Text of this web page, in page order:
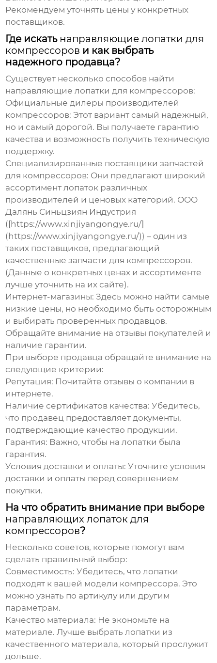
Рекомендуем уточнять цены у конкретных
поставщиков.
Где искать направляющие лопатки для
компрессоров и как выбрать
надежного продавца?
Существует несколько способов найти
направляющие лопатки для компрессоров:
Официальные дилеры производителей
компрессоров: Этот вариант самый надежный,
но и самый дорогой. Вы получаете гарантию
качества и возможность получить техническую
поддержку.
Специализированные поставщики запчастей
для компрессоров: Они предлагают широкий
ассортимент лопаток различных
производителей и ценовых категорий. ООО
Далянь Синьцзиян Индустрия
([https://www.xinjiyangongye.ru/]
(https://www.xinjiyangongye.ru/)) – один из
таких поставщиков, предлагающий
качественные запчасти для компрессоров.
(Данные о конкретных ценах и ассортименте
лучше уточнить на их сайте).
Интернет-магазины: Здесь можно найти самые
низкие цены, но необходимо быть осторожным
и выбирать проверенных продавцов.
Обращайте внимание на отзывы покупателей и
наличие гарантии.
При выборе продавца обращайте внимание на
следующие критерии:
Репутация: Почитайте отзывы о компании в
интернете.
Наличие сертификатов качества: Убедитесь,
что продавец предоставляет документы,
подтверждающие качество продукции.
Гарантия: Важно, чтобы на лопатки была
гарантия.
Условия доставки и оплаты: Уточните условия
доставки и оплаты перед совершением
покупки.
На что обратить внимание при выборе
направляющих лопаток для
компрессоров?
Несколько советов, которые помогут вам
сделать правильный выбор:
Совместимость: Убедитесь, что лопатки
подходят к вашей модели компрессора. Это
можно узнать по артикулу или другим
параметрам.
Качество материала: Не экономьте на
материале. Лучше выбрать лопатки из
качественного материала, который прослужит
дольше.